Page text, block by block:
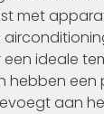
met
ideale
hebben een
aan